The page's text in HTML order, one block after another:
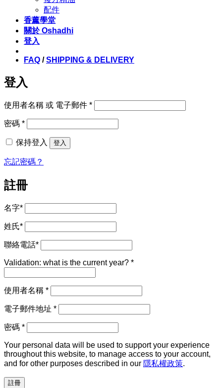
配件
香薰學堂
關於 Oshadhi
登入
FAQ /SHIPPING & DELIVERY
登入
使用者名稱 或 電子郵件 *必
密碼 *必
保持登入
登入
忘記密碼？
註冊
名字*
姓氏*
聯絡電話*
Validation: what is the current year? *
使用者名稱 *必
電子郵件地址 *必
密碼 *必
Your personal data will be used to support your experience
throughout this website, to manage access to your account,
and for other purposes described in our 隱私權政策.
註冊